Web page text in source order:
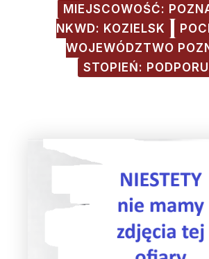
MIEJSCOWOŚĆ:
NKWD: KOZIELSK
WOJEWÓDZTWO
STOPIEŃ: